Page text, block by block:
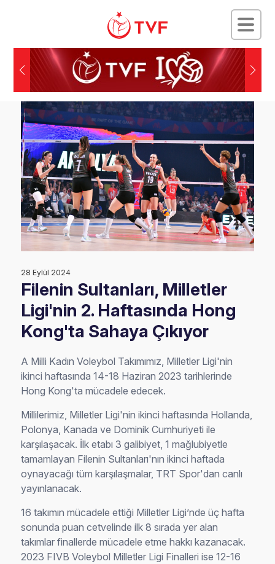
28 Eylül 2024
Filenin Sultanları, Milletler
Ligi'nin 2. Haftasında Hong
Kong'ta Sahaya Çıkıyor
A Milli Kadın Voleybol Takımımız, Milletler Ligi'nin
ikinci haftasında 14-18 Haziran 2023 tarihlerinde
Hong Kong'ta mücadele edecek.
Millilerimiz, Milletler Ligi'nin ikinci haftasında Hollanda,
Polonya, Kanada ve Dominik Cumhuriyeti ile
karşılaşacak. İlk etabı 3 galibiyet, 1 mağlubiyetle
tamamlayan Filenin Sultanları'nın ikinci haftada
oynayacağı tüm karşılaşmalar, TRT Spor'dan canlı
yayınlanacak.
16 takımın mücadele ettiği Milletler Ligi’nde üç hafta
sonunda puan cetvelinde ilk 8 sırada yer alan
takımlar finallerde mücadele etme hakkı kazanacak.
2023 FIVB Voleybol Milletler Ligi Finalleri ise 12-16